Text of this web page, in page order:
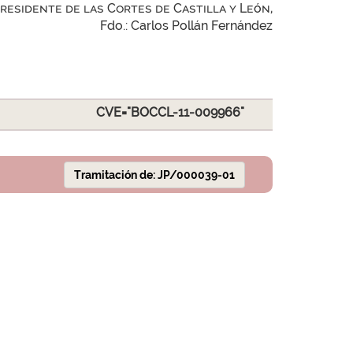
de las Cortes de Castilla y León,
Fdo.: Carlos Pollán Fernández
CVE="BOCCL-11-009966"
Tramitación de: JP/000039-01